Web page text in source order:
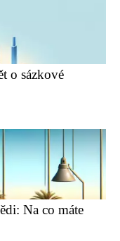
o sázkové
Na co máte